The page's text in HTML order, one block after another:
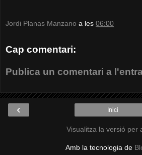
Jordi Planas Manzano a les 06:00
Cap comentari:
Publica un comentari a
‹ Inici
Visualitza la versió per
Amb la tecnologia de